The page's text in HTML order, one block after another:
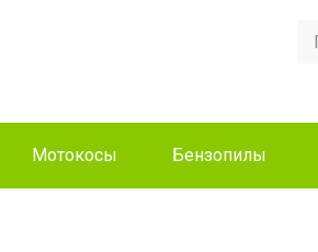
Мотокосы Бензопилы